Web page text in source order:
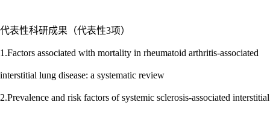
代表性科研成果（代表性3项）
1.Factors associated with mortality in rheumatoid arthritis-associated
interstitial lung disease: a systematic review
2.Prevalence and risk factors of systemic sclerosis-associated interstitial